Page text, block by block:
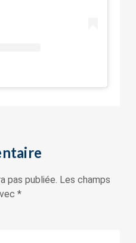
pas publiée. Les champs
*